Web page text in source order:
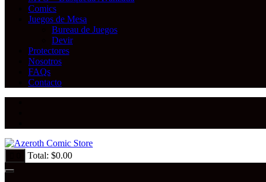
Comics
Juegos de Mesa
Bureau de Juegos
Devir
Protectores
Nosotros
FAQs
Contacto
Total: $0.00